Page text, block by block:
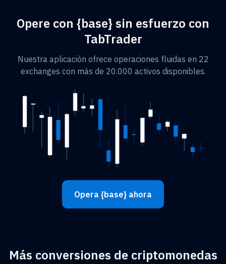
Opere con {base} sin esfuerzo con
TabTrader
Nuestra aplicación ofrece operaciones fluidas en 22
exchanges con más de 20.000 activos disponibles.
Opera {base} ahora
Más conversiones de criptomonedas